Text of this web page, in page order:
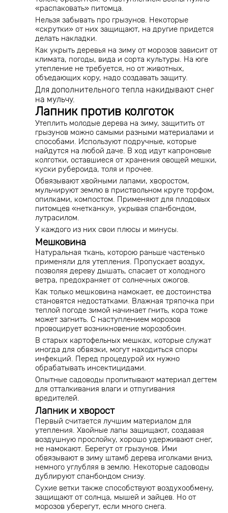
«распаковать» питомца.
Нельзя забывать про грызунов. Некоторые
«скрутки» от них защищают, на другие придется
делать накладки.
Как укрыть деревья на зиму от морозов зависит от
климата, погоды, вида и сорта культуры. На юге
утепление не требуется, но от животных,
объедающих кору, надо создавать защиту.
Для дополнительного тепла накидывают снег
на мульчу.
Лапник против колготок
Утеплить молодые дерева на зиму, защитить от
грызунов можно самыми разными материалами и
способами. Используют подручные, которые
найдутся на любой даче. В ход идут капроновые
колготки, оставшиеся от хранения овощей мешки,
куски рубероида, толя и прочее.
Обвязывают хвойными лапами, хворостом,
мульчируют землю в приствольном круге торфом,
опилками, компостом. Применяют для плодовых
питомцев «нетканку», укрывая спанбондом,
лутрасилом.
У каждого из них свои плюсы и минусы.
Мешковина
Натуральная ткань, которою раньше частенько
применяли для утепления. Пропускает воздух,
позволяя дереву дышать, спасает от холодного
ветра, предохраняет от солнечных ожогов.
Как только мешковина намокает, ее достоинства
становятся недостатками. Влажная тряпочка при
теплой погоде зимой начинает гнить, кора тоже
может загнить. С наступлением морозов
провоцирует возникновение морозобоин.
В старых картофельных мешках, которые служат
иногда для обвязки, могут находиться споры
инфекций. Перед процедурой их нужно
обрабатывать инсектицидами.
Опытные садоводы пропитывают материал дегтем
для отталкивания влаги и отпугивания
вредителей.
Лапник и хворост
Первый считается лучшим материалом для
утепления. Хвойные лапы защищают, создавая
воздушную прослойку, хорошо удерживают снег,
не намокают. Берегут от грызунов. Ими
обвязывают в зиму штамб дерева иголками вниз,
немного углубляя в землю. Некоторые садоводы
дублируют спанбондом снизу.
Сухие ветки также способствуют воздухообмену,
защищают от солнца, мышей и зайцев. Но от
морозов уберегут, если много снега.